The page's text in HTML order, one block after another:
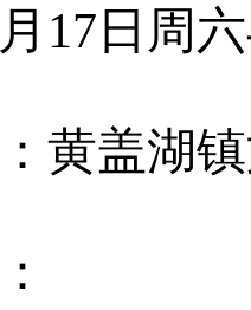
17日周
黄盖湖